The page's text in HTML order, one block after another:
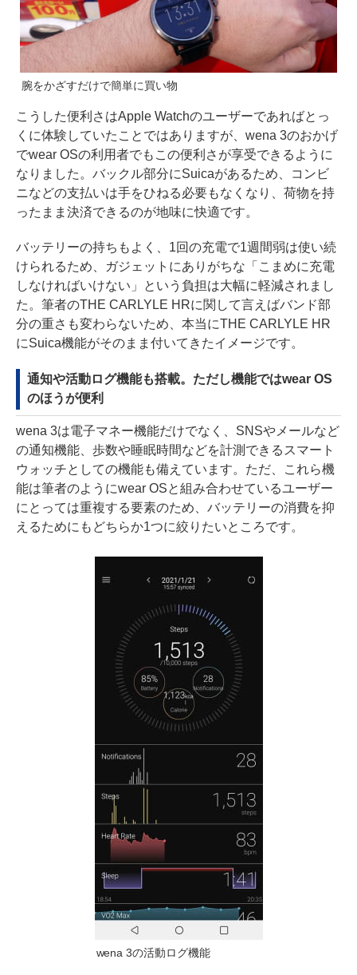
腕をかざすだけで簡単に買い物
こうした便利さはApple Watchのユーザーであればとっ
くに体験していたことではありますが、wena 3のおかげ
でwear OSの利用者でもこの便利さが享受できるように
なりました。バックル部分にSuicaがあるため、コンビ
ニなどの支払いは手をひねる必要もなくなり、荷物を持
ったまま決済できるのが地味に快適です。
バッテリーの持ちもよく、1回の充電で1週間弱は使い続
けられるため、ガジェットにありがちな「こまめに充電
しなければいけない」という負担は大幅に軽減されまし
た。筆者のTHE CARLYLE HRに関して言えばバンド部
分の重さも変わらないため、本当にTHE CARLYLE HR
にSuica機能がそのまま付いてきたイメージです。
通知や活動ログ機能も搭載。ただし機能ではwear OS
のほうが便利
wena 3は電子マネー機能だけでなく、SNSやメールなど
の通知機能、歩数や睡眠時間などを計測できるスマート
ウォッチとしての機能も備えています。ただ、これら機
能は筆者のようにwear OSと組み合わせているユーザー
にとっては重複する要素のため、バッテリーの消費を抑
えるためにもどちらか1つに絞りたいところです。
wena 3の活動ログ機能